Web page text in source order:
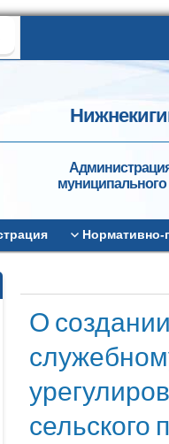
муниципального
О
сельского